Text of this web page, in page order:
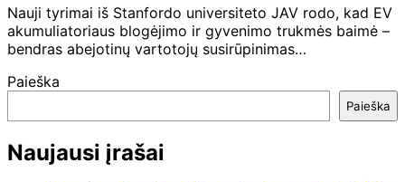
Nauji tyrimai iš Stanfordo universiteto JAV rodo, kad EV
akumuliatoriaus blogėjimo ir gyvenimo trukmės baimė –
bendras abejotinų vartotojų susirūpinimas…
Paieška
Paieška
Naujausi įrašai